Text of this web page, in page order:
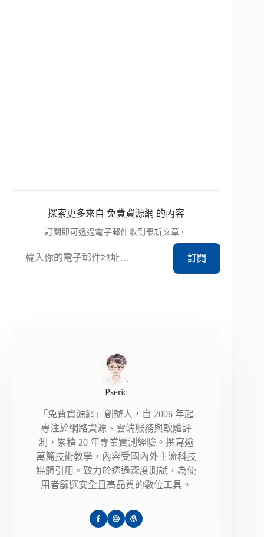
探索更多來自 免費資源網 的內容
訂閱即可透過電子郵件收到最新文章。
訂閱
Pseric
「免費資源網」創辦人，自 2006 年起
專注於網路資源、雲端服務與軟體評
測，累積 20 年專業實測經驗。撰寫逾
萬篇技術教學，內容受國內外主流科技
媒體引用。致力於透過深度測試，為使
用者篩選安全且高品質的數位工具。